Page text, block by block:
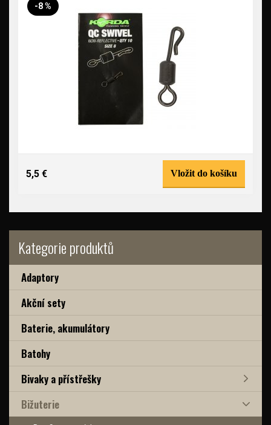
Kategorie produktů
Adaptory
Akční sety
Baterie, akumulátory
Batohy
Bivaky a přístřešky
Bižuterie
-8 %
5,5 € Vložit do košíku